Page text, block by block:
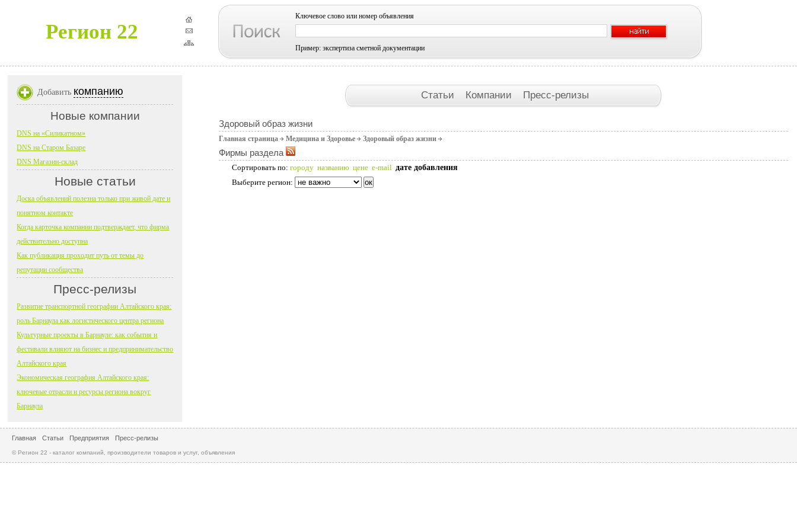
Регион 22
Ключевое слово или номер объявления
Пример: экспертиза сметной документации
Статьи Компании Пресс-релизы
Здоровый образ жизни
Главная страница Медицина и Здоровье Здоровый образ жизни
Фирмы раздела
Сортировать по: городу названию цене e-mail дате добавления
Выберите регион:
Добавить компанию
Новые компании
DNS на «Силикатном»
DNS на Старом Базаре
DNS Магазин-склад
Новые статьи
Доска объявлений полезна только при живой дате и
понятном контакте
Когда карточка компании подтверждает, что фирма
действительно доступна
Как публикация проходит путь от темы до
репутации сообщества
Пресс-релизы
Развитие транспортной географии Алтайского края:
роль Барнаула как логистического центра региона
Культурные проекты в Барнауле: как события и
фестивали влияют на бизнес и предпринимательство
Алтайского края
Экономическая география Алтайского края:
ключевые отрасли и ресурсы региона вокруг
Барнаула
Главная Статьи Предприятия Пресс-релизы
© Регион 22 - каталог компаний, производители товаров и услуг, объявления